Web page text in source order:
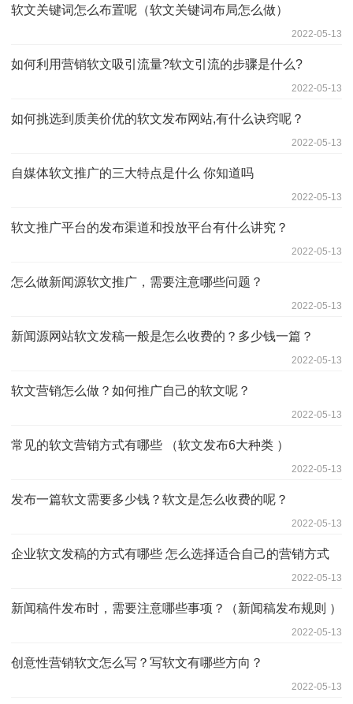
软文关键词怎么布置呢（软文关键词布局怎么做）
2022-05-13
如何利用营销软文吸引流量?软文引流的步骤是什么?
2022-05-13
如何挑选到质美价优的软文发布网站,有什么诀窍呢？
2022-05-13
自媒体软文推广的三大特点是什么 你知道吗
2022-05-13
软文推广平台的发布渠道和投放平台有什么讲究？
2022-05-13
怎么做新闻源软文推广，需要注意哪些问题？
2022-05-13
新闻源网站软文发稿一般是怎么收费的？多少钱一篇？
2022-05-13
软文营销怎么做？如何推广自己的软文呢？
2022-05-13
常见的软文营销方式有哪些 （软文发布6大种类 ）
2022-05-13
发布一篇软文需要多少钱？软文是怎么收费的呢？
2022-05-13
企业软文发稿的方式有哪些 怎么选择适合自己的营销方式
2022-05-13
新闻稿件发布时，需要注意哪些事项？（新闻稿发布规则 ）
2022-05-13
创意性营销软文怎么写？写软文有哪些方向？
2022-05-13